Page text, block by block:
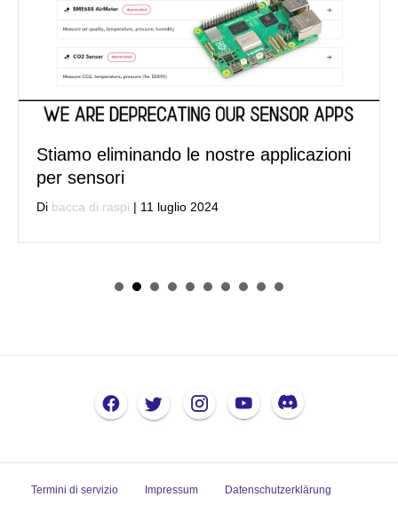
Stiamo eliminando le nostre applicazioni
per sensori
Di bacca di raspi | 11 luglio 2024
Termini di servizio Impressum Datenschutzerklärung